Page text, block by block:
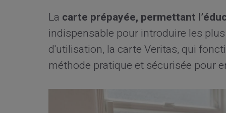
La carte prépayée, permettant
indispensable pour introduire les
d'utilisation, la carte Veritas, qui
méthode pratique et sécurisée pour